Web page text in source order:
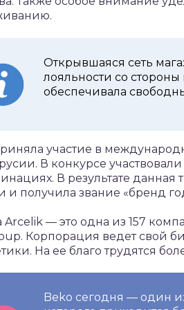
Открывшаяся сеть
лояльности со
обеспечивала
участие в
В конкурсе
В результате данная
и получила звание «бренд
— это одна из 157
Корпорация ведет свой
На ее благо трудятся
Beko сегодня — один